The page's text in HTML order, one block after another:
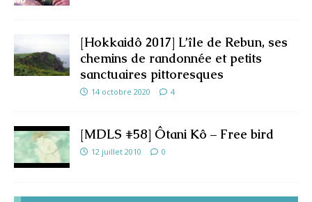
[Hokkaidô 2017] L’île de Rebun, ses
chemins de randonnée et petits
sanctuaires pittoresques
14 octobre 2020 4
[MDLS #58] Ôtani Kô – Free bird
12 juillet 2010 0